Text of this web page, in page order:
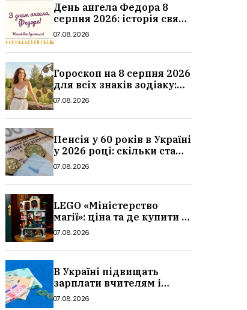
День ангела Федора 8
серпня 2026: історія свята,
значення імені,
прозі
07.08.2026
Гороскоп на 8 серпня 2026
для всіх знаків зодіаку:
кохання, гроші та справи
07.08.2026
Пенсія у 60 років в Україні
у 2026 році: скільки стажу
потрібно, умови, кому
07.08.2026
LEGO «Міністерство
магії»: ціна та де купити в
Україні
07.08.2026
В Україні підвищать
зарплати вчителям і
стипендії студентам з 1
07.08.2026